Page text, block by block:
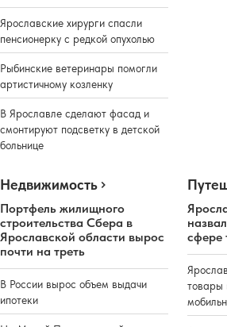
Ярославские хирурги спасли
пенсионерку с редкой опухолью
Рыбинские ветеринары помогли
артистичному козленку
В Ярославле сделают фасад и
смонтируют подсветку в детской
больнице
Недвижимость
Портфель жилищного
строительства Сбера в
Ярославской области вырос
почти на треть
В России вырос объем выдачи
ипотеки
товары